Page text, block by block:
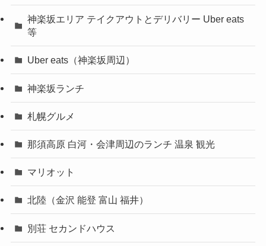
神楽坂エリア テイクアウトとデリバリー Uber eats
等
Uber eats（神楽坂周辺）
神楽坂ランチ
札幌グルメ
那須高原 白河・会津周辺のランチ 温泉 観光
マリオット
北陸（金沢 能登 富山 福井）
別荘 セカンドハウス